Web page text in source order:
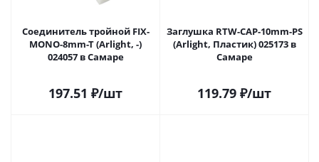
Соединитель тройной FIX-
MONO-8mm-T (Arlight, -)
024057 в Самаре
197.51 ₽/шт
Заглушка RTW-CAP-10mm-PS
(Arlight, Пластик) 025173 в
Самаре
119.79 ₽/шт